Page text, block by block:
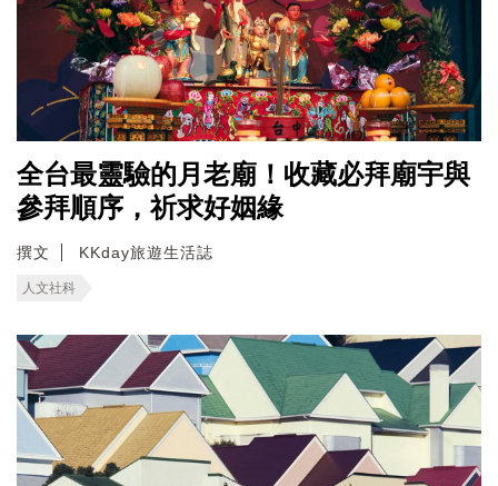
全台最靈驗的月老廟！收藏必拜廟宇與
參拜順序，祈求好姻緣
撰文 KKday旅遊生活誌
人文社科